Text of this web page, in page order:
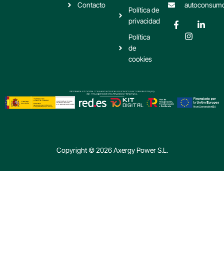
Contacto
Política de
privacidad
Política
de
cookies
Copyright © 2026 Axergy Power S.L.